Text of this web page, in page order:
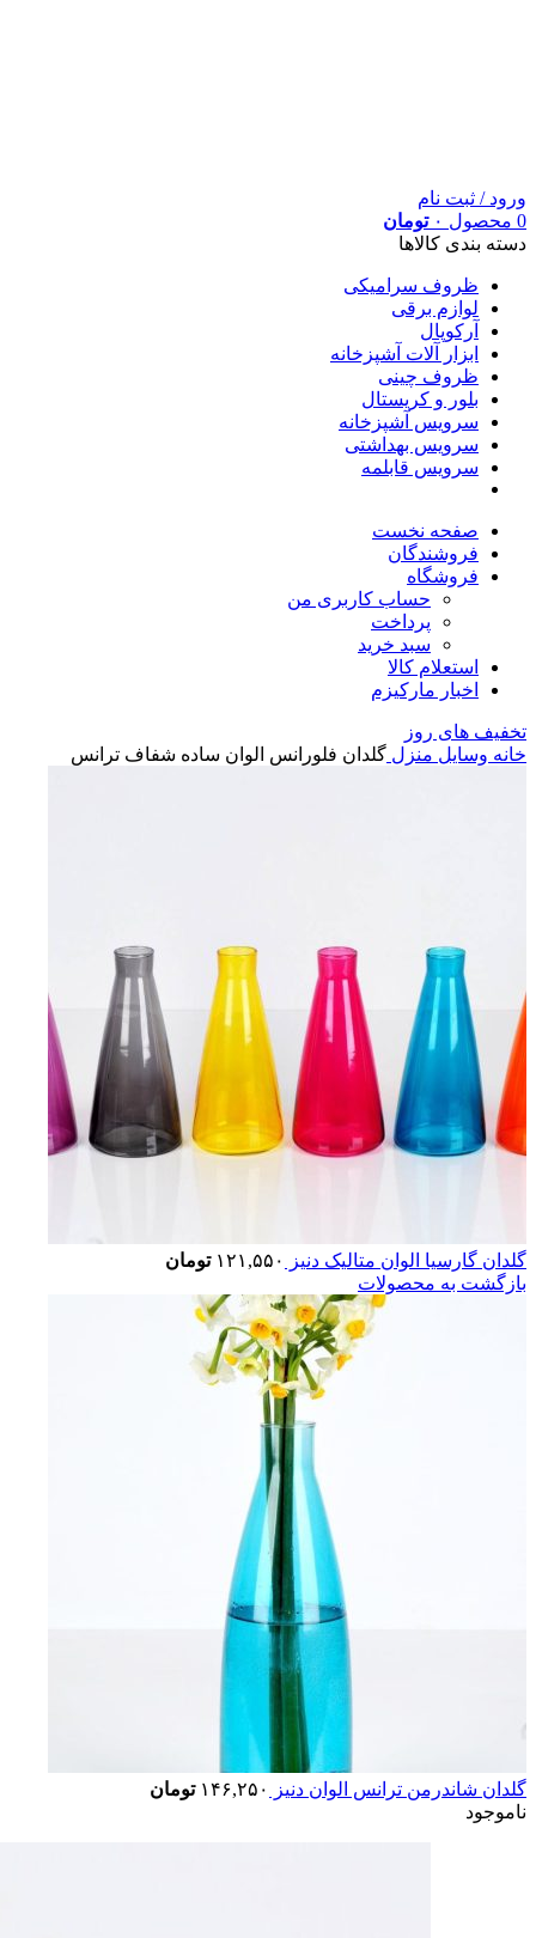
ورود / ثبت نام
0 محصول ۰ تومان
دسته بندی کالاها
ظروف سرامیکی
لوازم برقی
آرکوپال
ابزار آلات آشپزخانه
ظروف چینی
بلور و کریستال
سرویس آشپزخانه
سرویس بهداشتی
سرویس قابلمه
صفحه نخست
فروشندگان
فروشگاه
حساب کاربری من
پرداخت
سبد خرید
استعلام کالا
اخبار مارکیزم
تخفیف های روز
خانه وسایل منزل گلدان فلورانس الوان ساده شفاف ترانس
گلدان گارسیا الوان متالیک دنیز ۱۲۱,۵۵۰ تومان
بازگشت به محصولات
گلدان شاندرمن ترانس الوان دنیز ۱۴۶,۲۵۰ تومان
ناموجود